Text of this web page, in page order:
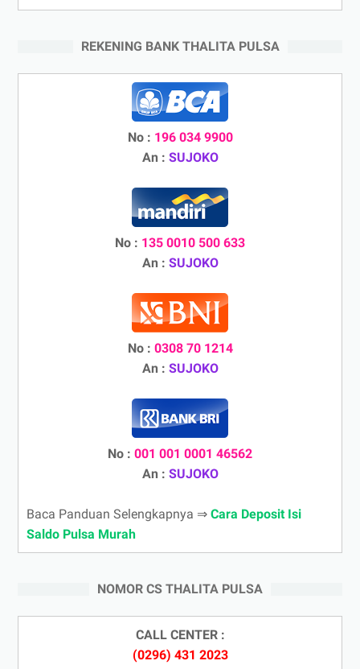
REKENING BANK THALITA PULSA
No : 196 034 9900
An : SUJOKO
No : 135 0010 500 633
An : SUJOKO
No : 0308 70 1214
An : SUJOKO
No : 001 001 0001 46562
An : SUJOKO
Baca Panduan Selengkapnya ⇒ Cara Deposit Isi
Saldo Pulsa Murah
NOMOR CS THALITA PULSA
CALL CENTER :
(0296) 431 2023